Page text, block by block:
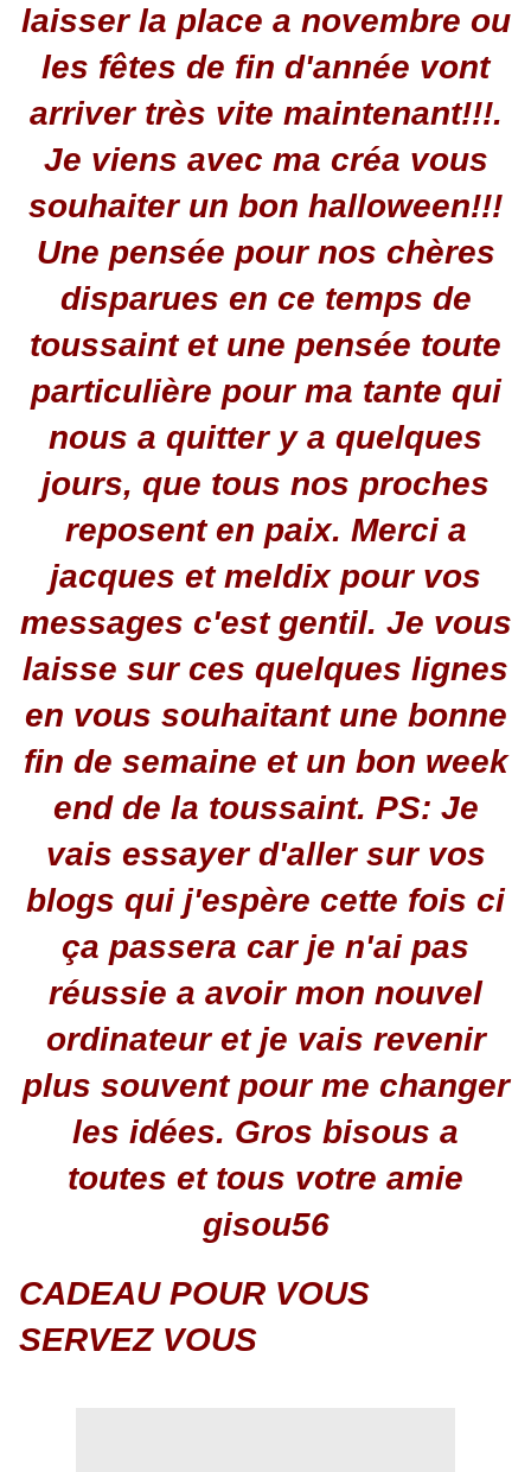
laisser la place a novembre ou
les fêtes de fin d'année vont
arriver très vite maintenant!!!.
Je viens avec ma créa vous
souhaiter un bon halloween!!!
Une pensée pour nos chères
disparues en ce temps de
toussaint et une pensée toute
particulière pour ma tante qui
nous a quitter y a quelques
jours, que tous nos proches
reposent en paix. Merci a
jacques et meldix pour vos
messages c'est gentil. Je vous
laisse sur ces quelques lignes
en vous souhaitant une bonne
fin de semaine et un bon week
end de la toussaint. PS: Je
vais essayer d'aller sur vos
blogs qui j'espère cette fois ci
ça passera car je n'ai pas
réussie a avoir mon nouvel
ordinateur et je vais revenir
plus souvent pour me changer
les idées. Gros bisous a
toutes et tous votre amie
gisou56
CADEAU POUR VOUS
SERVEZ VOUS